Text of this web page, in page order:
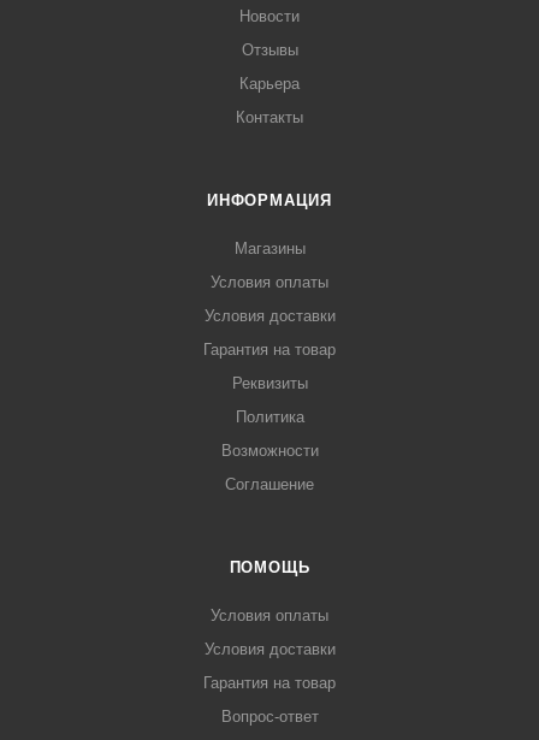
Новости
Отзывы
Карьера
Контакты
ИНФОРМАЦИЯ
Магазины
Условия оплаты
Условия доставки
Гарантия на товар
Реквизиты
Политика
Возможности
Соглашение
ПОМОЩЬ
Условия оплаты
Условия доставки
Гарантия на товар
Вопрос-ответ